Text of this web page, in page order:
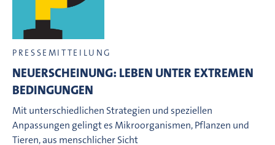
PRESSEMITTEILUNG
NEUERSCHEINUNG: LEBEN UNTER EXTREMEN
BEDINGUNGEN
Mit unterschiedlichen Strategien und speziellen
Anpassungen gelingt es Mikroorganismen, Pflanzen und
Tieren, aus menschlicher Sicht